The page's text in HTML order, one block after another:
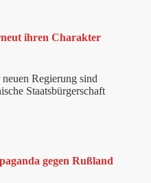
ihren Charakter
Regierung sind
Staatsbürgerschaft
gegen Rußland